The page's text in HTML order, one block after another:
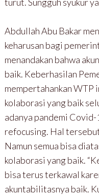
Abdullah Abu Bakar
keharusan bagi
menandakan bahwa
baik. Keberhasilan
mempertahankan WTP
kolaborasi yang baik
adanya pandemi
refocusing. Hal
Namun semua bisa
kolaborasi yang baik.
bisa terus terkawal
akuntabilitasnya baik.